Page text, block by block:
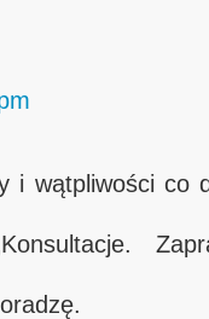
i wątpliwości co